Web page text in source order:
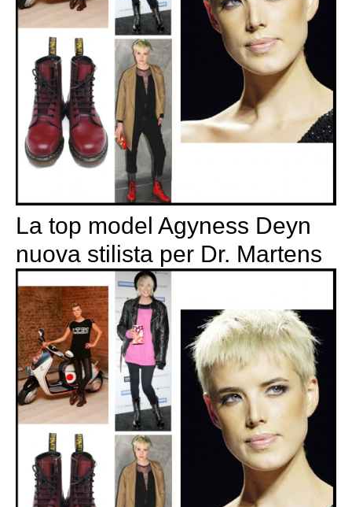
La top model Agyness Deyn
nuova stilista per Dr. Martens